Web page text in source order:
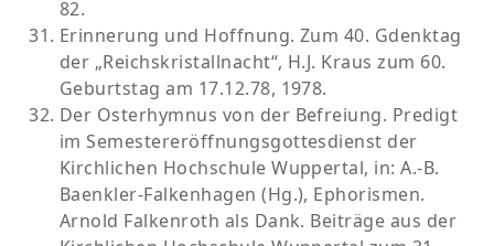
82.
Erinnerung und Hoffnung. Zum 40. Gdenktag
der „Reichskristallnacht“, H.J. Kraus zum 60.
Geburtstag am 17.12.78, 1978.
Der Osterhymnus von der Befreiung. Predigt
im Semestereröffnungsgottesdienst der
Kirchlichen Hochschule Wuppertal, in: A.-B.
Baenkler-Falkenhagen (Hg.), Ephorismen.
Arnold Falkenroth als Dank. Beiträge aus der